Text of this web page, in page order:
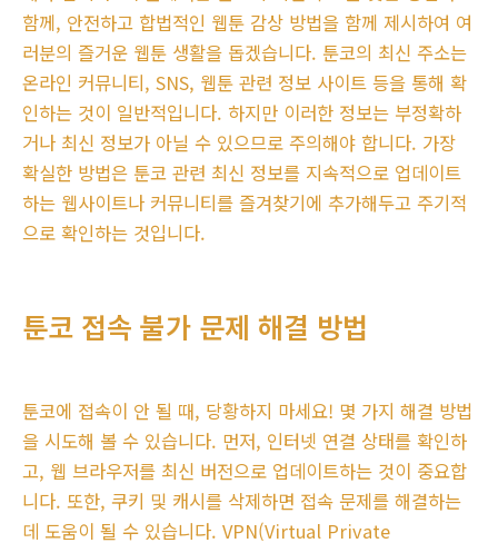
함께, 안전하고 합법적인 웹툰 감상 방법을 함께 제시하여 여
러분의 즐거운 웹툰 생활을 돕겠습니다. 툰코의 최신 주소는
온라인 커뮤니티, SNS, 웹툰 관련 정보 사이트 등을 통해 확
인하는 것이 일반적입니다. 하지만 이러한 정보는 부정확하
거나 최신 정보가 아닐 수 있으므로 주의해야 합니다. 가장
확실한 방법은 툰코 관련 최신 정보를 지속적으로 업데이트
하는 웹사이트나 커뮤니티를 즐겨찾기에 추가해두고 주기적
으로 확인하는 것입니다.
툰코 접속 불가 문제 해결 방법
툰코에 접속이 안 될 때, 당황하지 마세요! 몇 가지 해결 방법
을 시도해 볼 수 있습니다. 먼저, 인터넷 연결 상태를 확인하
고, 웹 브라우저를 최신 버전으로 업데이트하는 것이 중요합
니다. 또한, 쿠키 및 캐시를 삭제하면 접속 문제를 해결하는
데 도움이 될 수 있습니다. VPN(Virtual Private